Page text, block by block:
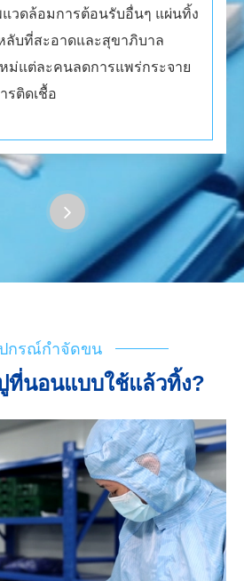
วดล้อมการต้อนรับอื่นๆ แผ่นทิ้ง
ลับที่สะอาดและสุขาภิบาล
ม่แต่ละคนลดการแพร่กระจาย
รติดเชื้อ
กรณ์กำจัดขน
ที่นอนแบบใช้แล้วทิ้ง?